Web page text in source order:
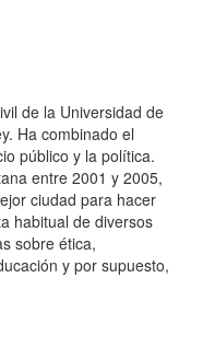
de la Universidad de
Ha combinado el
público y la política.
entre 2001 y 2005,
ciudad para hacer
habitual de diversos
sobre ética,
y por supuesto,